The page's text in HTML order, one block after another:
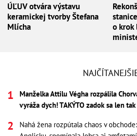
ÚĽUV otvára výstavu
keramickej tvorby Štefana
Mlícha
o krok
Manželka Attilu Végha rozpálila
vyráža dych! TAKÝTO zadok sa len
Nahá žena rozpútala chaos v